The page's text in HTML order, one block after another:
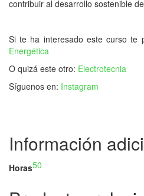
contribuir al desarrollo sostenible
Si te ha interesado este curso te
Energética
O quizá este otro: Electrotecnia
Síguenos en: Instagram
Información
Horas50